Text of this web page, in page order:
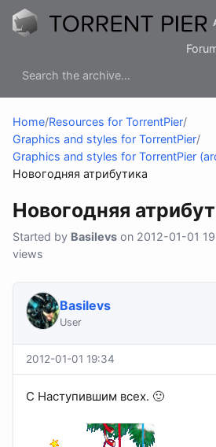
Home/Resources for TorrentPier/
Graphics and styles for TorrentPier/
Graphics and styles for TorrentPier
Новогодняя атрибутика
Новогодняя
Started by Basilevs on 2012-01-01
views
Basilevs
User
2012-01-01 19:34
C Наступившим всех. 🙂